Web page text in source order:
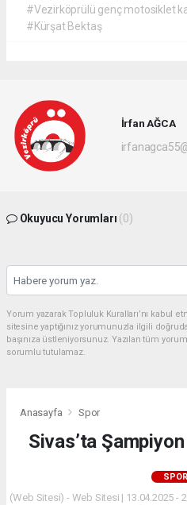
#Vezirköprülü genç motosiklet
#Kürşat Bektaş
İrfan AĞCA
Okuyucu Yorumları (0)
Yorum yazarak Topluluk Kuralları’nı kabul
sitesine yaptığınız yorumunuzla ilgili
başınıza üstleniyorsunuz. Yazılan tüm
sorumlu tutulamaz.
Anasayfa Spor
Sivas’ta
SPOR
(Web Sitesi) - Web Sitesi | 13.04.2025 -